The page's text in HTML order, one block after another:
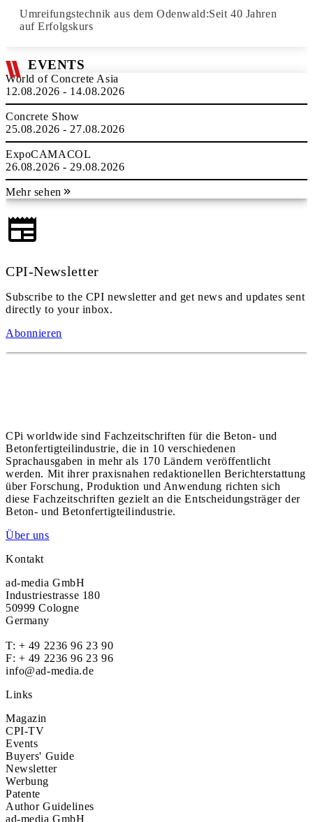
Umreifungstechnik aus dem Odenwald:Seit 40 Jahren
auf Erfolgskurs
EVENTS
World of Concrete Asia
12.08.2026 - 14.08.2026
Concrete Show
25.08.2026 - 27.08.2026
ExpoCAMACOL
26.08.2026 - 29.08.2026
Mehr sehen
CPI-Newsletter
Subscribe to the CPI newsletter and get news and updates sent
directly to your inbox.
Abonnieren
CPi worldwide sind Fachzeitschriften für die Beton- und
Betonfertigteilindustrie, die in 10 verschiedenen
Sprachausgaben in mehr als 170 Ländern veröffentlicht
werden. Mit ihrer praxisnahen redaktionellen Berichterstattung
über Forschung, Produktion und Anwendung richten sich
diese Fachzeitschriften gezielt an die Entscheidungsträger der
Beton- und Betonfertigteilindustrie.
Über uns
Kontakt
ad-media GmbH
Industriestrasse 180
50999 Cologne
Germany
T: + 49 2236 96 23 90
F: + 49 2236 96 23 96
info@ad-media.de
Links
Magazin
CPI-TV
Events
Buyers' Guide
Newsletter
Werbung
Patente
Author Guidelines
ad-media GmbH